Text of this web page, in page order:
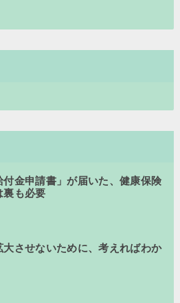
付金申請書」が届いた、健康保険
裏も必要
大させないために、考えればわか